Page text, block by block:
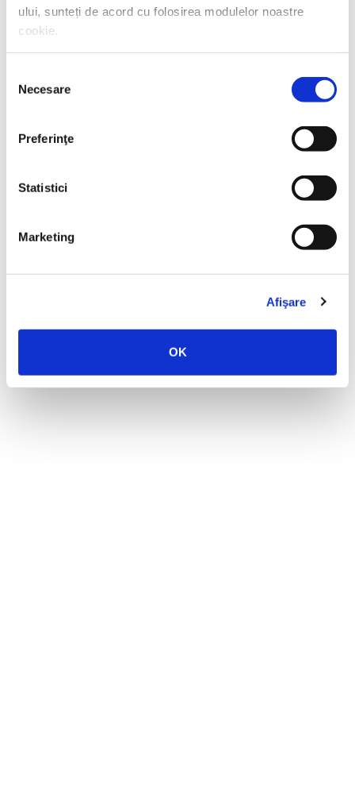
ului, sunteți de acord cu folosirea modulelor noastre
cookie.
consimțământului
Necesare
Preferinţe
Statistici
Marketing
Afişare
OK
Eric-Emmanuel Schmitt,Cea mai frumoasă carte